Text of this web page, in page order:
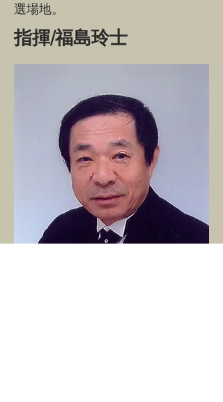
選場地。
指揮/福島玲士